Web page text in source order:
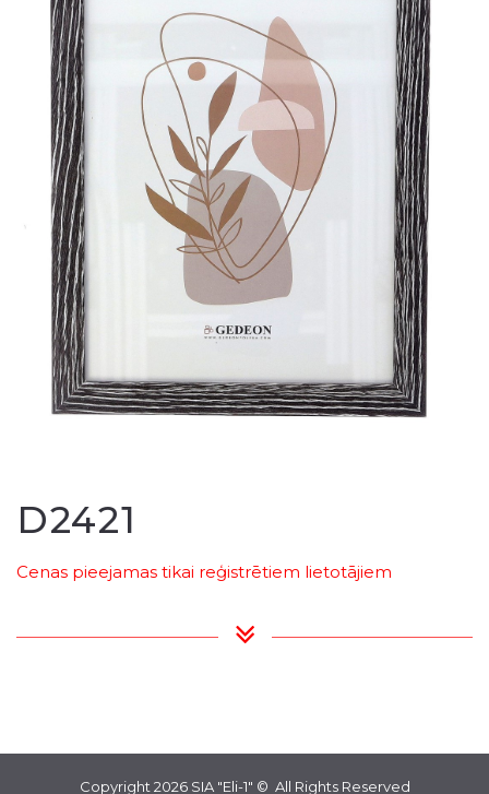
D2421
Cenas pieejamas tikai reģistrētiem lietotājiem
Copyright 2026 SIA "Eli-1" © All Rights Reserved